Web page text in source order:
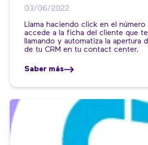
03/06/2022
Llama haciendo click en el
accede a la ficha del cliente que
llamando y automatiza la apertura
de tu CRM en tu contact center.
Saber más